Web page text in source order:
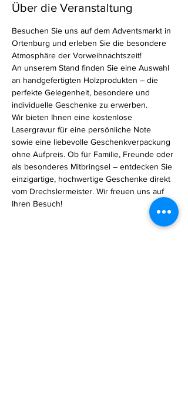
Über die Veranstaltung
Besuchen Sie uns auf dem Adventsmarkt in
Ortenburg und erleben Sie die besondere
Atmosphäre der Vorweihnachtszeit!
An unserem Stand finden Sie eine Auswahl
an handgefertigten Holzprodukten – die
perfekte Gelegenheit, besondere und
individuelle Geschenke zu erwerben.
Wir bieten Ihnen eine kostenlose
Lasergravur für eine persönliche Note
sowie eine liebevolle Geschenkverpackung
ohne Aufpreis. Ob für Familie, Freunde oder
als besonderes Mitbringsel – entdecken Sie
einzigartige, hochwertige Geschenke direkt
vom Drechslermeister. Wir freuen uns auf
Ihren Besuch!